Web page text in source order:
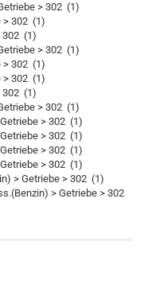
> 302 (1)
> 302 (1)
302 (1)
> 302 (1)
> 302 (1)
> 302 (1)
302 (1)
> 302 (1)
> 302 (1)
> 302 (1)
> 302 (1)
> 302 (1)
> Getriebe > 302 (1)
> Getriebe > 302